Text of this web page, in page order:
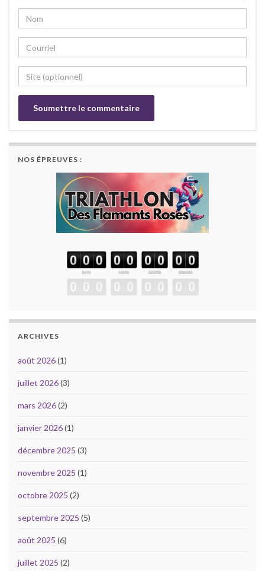
NOS ÉPREUVES :
ARCHIVES
août 2026(1)
juillet 2026(3)
mars 2026(2)
janvier 2026(1)
décembre 2025 (3)
novembre 2025 (1)
octobre 2025 (2)
septembre 2025 (5)
août 2025 (6)
juillet 2025 (2)